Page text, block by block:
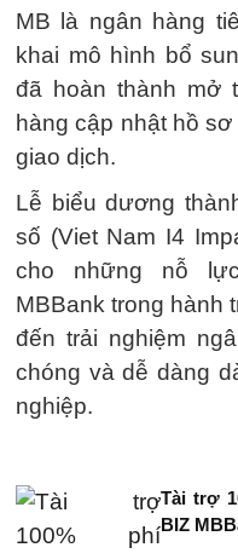
MB là ngân hàng
khai mô hình bổ
đã hoàn thành mở
hàng cập nhật hồ
giao dịch.
Lễ biểu dương
số (Viet Nam I4
cho những nỗ
MBBank trong hành
đến trải nghiệm
chóng và dễ dàng
nghiệp.
Tài trợ
BIZ